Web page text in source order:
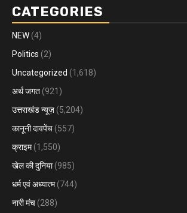
CATEGORIES
NEW (4)
Politics (2)
Uncategorized (1,618)
अर्थ जगत (921)
उत्तराखंड न्यूज़ (5,204)
कानूनी दावपेंच (557)
क्राइम(1,550)
खेल की दुनिया(985)
धर्म एवं अध्यात्म(744)
नारी मंच (288)